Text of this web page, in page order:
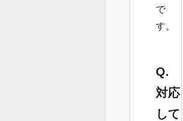
で
す。
Q.
対応
して